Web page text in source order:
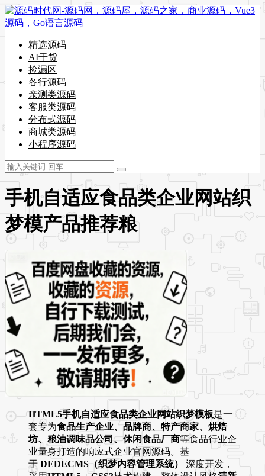
精选源码
AI干货
捡漏区
各行源码
亲测类源码
客服类源码
分布式源码
商城类源码
小程序源码
手机自适应食品类企业网站织
梦模产品推荐粮
HTML5手机自适应食品类企业网站织梦模板是一
套专为食品生产企业、品牌商、特产商家、烘焙
坊、粮油调味品公司、休闲食品厂商等食品行业企
业量身打造的响应式企业官网源码。基
于 DEDECMS（织梦内容管理系统）
深度开发，